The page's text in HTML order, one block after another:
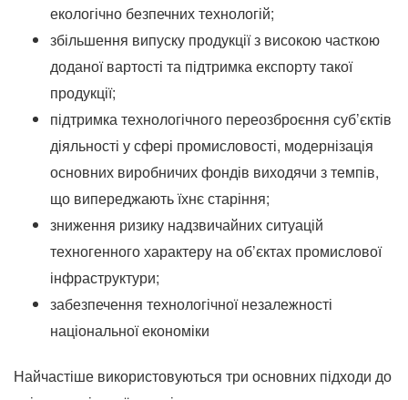
екологічно безпечних технологій;
збільшення випуску продукції з високою часткою
доданої вартості та підтримка експорту такої
продукції;
підтримка технологічного переозброєння суб’єктів
діяльності у сфері промисловості, модернізація
основних виробничих фондів виходячи з темпів,
що випереджають їхнє старіння;
зниження ризику надзвичайних ситуацій
техногенного характеру на об’єктах промислової
інфраструктури;
забезпечення технологічної незалежності
національної економіки
Найчастіше використовуються три основних підходи до